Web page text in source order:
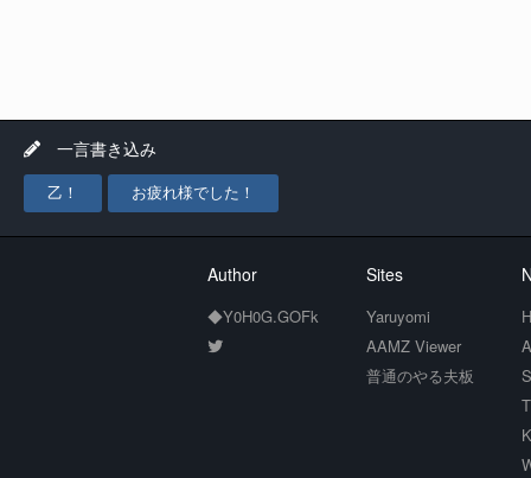
一言書き込み
乙！ お疲れ様でした！
Author
◆Y0H0G.GOFk
Sites
Yaruyomi
AAMZ Viewer
普通のやる夫板